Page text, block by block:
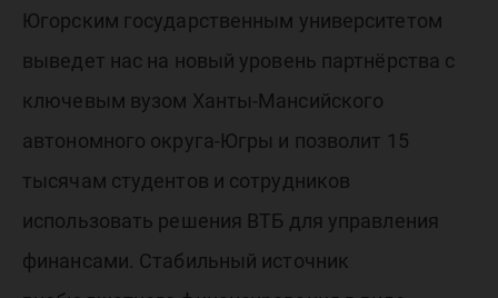
Югорским государственным университетом
выведет нас на новый уровень партнёрства с
ключевым вузом Ханты-Мансийского
автономного округа-Югры и позволит 15
тысячам студентов и сотрудников
использовать решения ВТБ для управления
финансами. Стабильный источник